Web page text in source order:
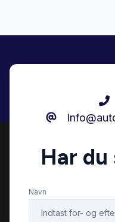
Fjernbetjent
Højdejusterbare
Infocenter
Har du
Navn